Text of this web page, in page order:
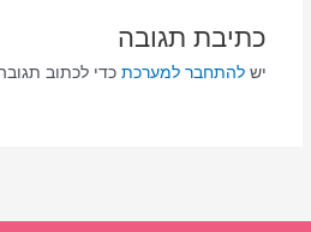
כתיבת תגובה
יש להתחבר למערכתכדי לכתוב